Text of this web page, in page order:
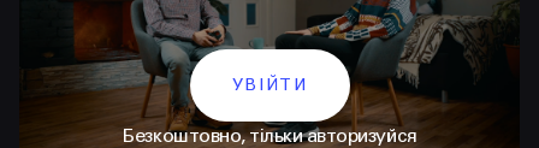
УВІЙТИ
Безкоштовно, тільки авторизуйся